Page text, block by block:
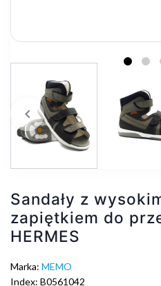
Poprzedni
keyboard_arrow_left
Sandały z
zapiętkiem do
HERMES
Marka: MEMO
Index: B0561042